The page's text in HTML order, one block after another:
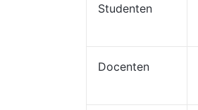
Studenten
Docenten